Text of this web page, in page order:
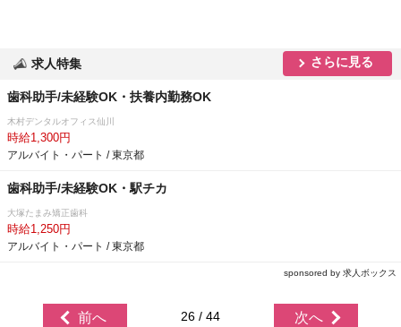
求人特集 さらに見る
歯科助手/未経験OK・扶養内勤務OK
木村デンタルオフィス仙川
時給1,300円
アルバイト・パート / 東京都
歯科助手/未経験OK・駅チカ
大塚たまみ矯正歯科
時給1,250円
アルバイト・パート / 東京都
sponsored by 求人ボックス
前へ 26 / 44 次へ